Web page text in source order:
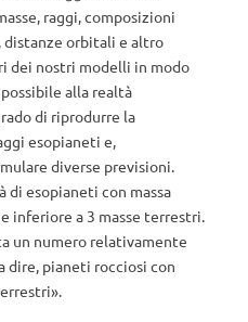
raggi, composizioni
distanze orbitali e altro
dei nostri modelli in modo
alla realtà
di riprodurre la
esopianeti e,
diverse previsioni.
di esopianeti con massa
inferiore a 3 masse terrestri.
un numero relativamente
dire, pianeti rocciosi con